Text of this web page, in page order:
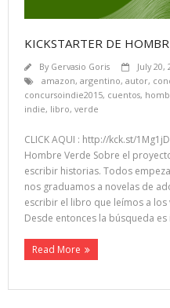
KICKSTARTER DE
By Gervasio Goris July 20,
amazon, argentino, autor,
concursoindie2015, cuentos,
indie, libro, verde
CLICK AQUI : http://kck.st/
Hombre Verde Sobre el
escribir historias. Todos
nos graduamos a novelas de
escribir el libro que leímos a
Desde entonces la búsqueda es
Read More